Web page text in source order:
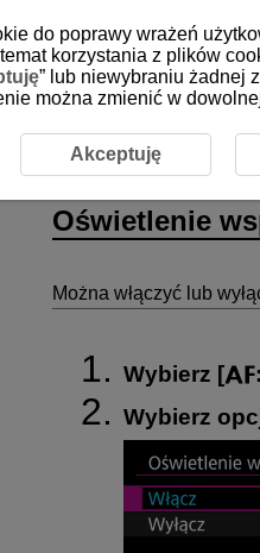
Oświetlenie
Można włączyć lub
Wybierz [ :
Wybierz
do poprawy wrażeń
korzystania z plików
” lub niewybraniu żadnej
można zmienić w
Akceptuję